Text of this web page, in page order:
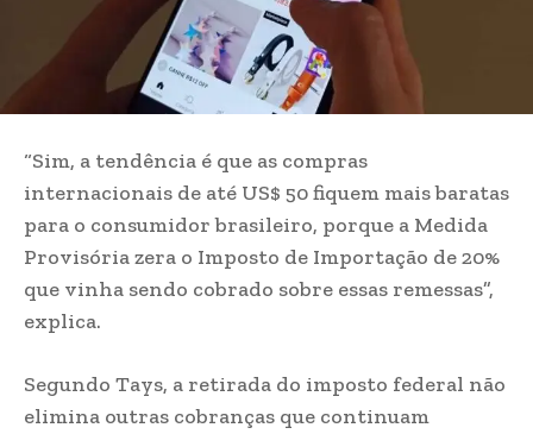
“Sim, a tendência é que as compras
internacionais de até US$ 50 fiquem mais baratas
para o consumidor brasileiro, porque a Medida
Provisória zera o Imposto de Importação de 20%
que vinha sendo cobrado sobre essas remessas”,
explica.
Segundo Tays, a retirada do imposto federal não
elimina outras cobranças que continuam